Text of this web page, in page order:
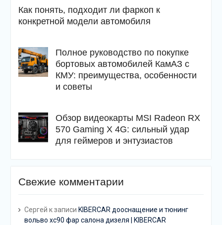
Как понять, подходит ли фаркоп к
конкретной модели автомобиля
Полное руководство по покупке
бортовых автомобилей КамАЗ с
КМУ: преимущества, особенности
и советы
Обзор видеокарты MSI Radeon RX
570 Gaming X 4G: сильный удар
для геймеров и энтузиастов
Свежие комментарии
Сергей к записи KIBERCAR дооснащение и тюнинг
вольво хс90 фар салона дизеля | KIBERCAR